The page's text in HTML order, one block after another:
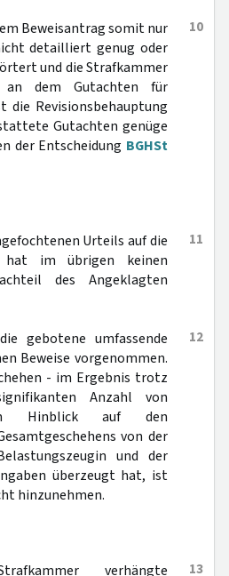
10
Beweisantrag somit nur
detailliert genug oder
und die Strafkammer
dem Gutachten für
die Revisionsbehauptung
Gutachten genüge
der Entscheidung BGHSt
11
Urteils auf die
hat im übrigen keinen
des Angeklagten
12
gebotene umfassende
Beweise vorgenommen.
- im Ergebnis trotz
Anzahl von
im Hinblick auf den
von der
und der
überzeugt hat, ist
hinzunehmen.
13
verhängte